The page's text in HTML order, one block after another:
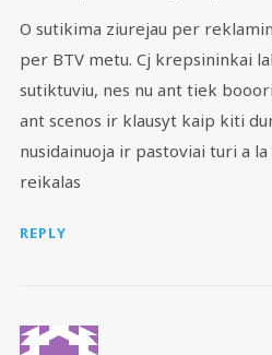
O sutikima ziurejau per
per BTV metu. Cj krepsininkai
sutiktuviu, nes nu ant tiek
ant scenos ir klausyt kaip kiti
nusidainuoja ir pastoviai turi a
reikalas
REPLY